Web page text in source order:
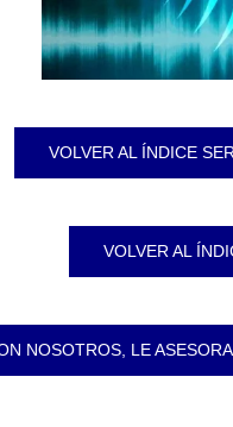
VOLVER AL ÍNDICE
VOLVER AL
NOSOTROS, LE